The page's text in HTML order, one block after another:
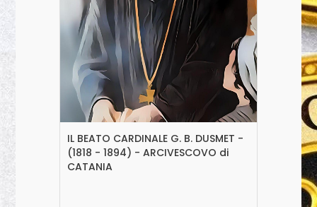
IL BEATO CARDINALE G. B. DUSMET -
(1818 - 1894) - ARCIVESCOVO di
CATANIA